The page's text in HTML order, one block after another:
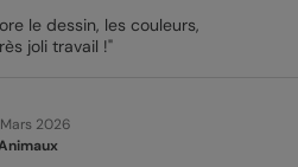
le dessin, les couleurs,
joli travail !"
Mars 2026